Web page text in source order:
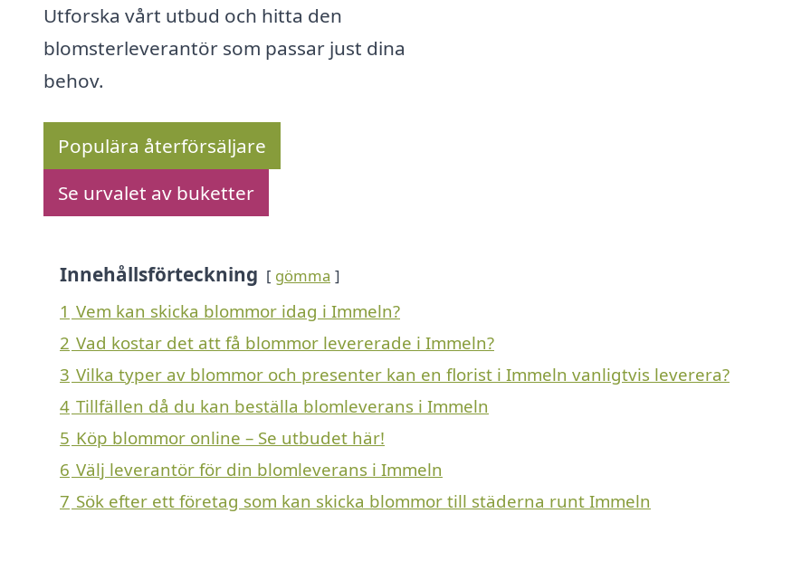
Utforska vårt utbud och hitta den
blomsterleverantör som passar just dina
behov.
Populära återförsäljare
Se urvalet av buketter
Innehållsförteckning gömma
1 Vem kan skicka blommor idag i Immeln?
2 Vad kostar det att få blommor levererade i Immeln?
3 Vilka typer av blommor och presenter kan en florist i Immeln vanligtvis leverera?
4 Tillfällen då du kan beställa blomleverans i Immeln
5 Köp blommor online – Se utbudet här!
6 Välj leverantör för din blomleverans i Immeln
7 Sök efter ett företag som kan skicka blommor till städerna runt Immeln